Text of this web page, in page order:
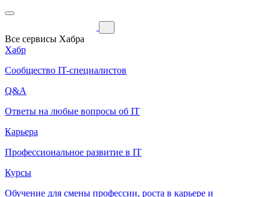
Все сервисы Хабра
Хабр
Сообщество IT-специалистов
Q&A
Ответы на любые вопросы об IT
Карьера
Профессиональное развитие в IT
Курсы
Обучение для смены профессии, роста в карьере и